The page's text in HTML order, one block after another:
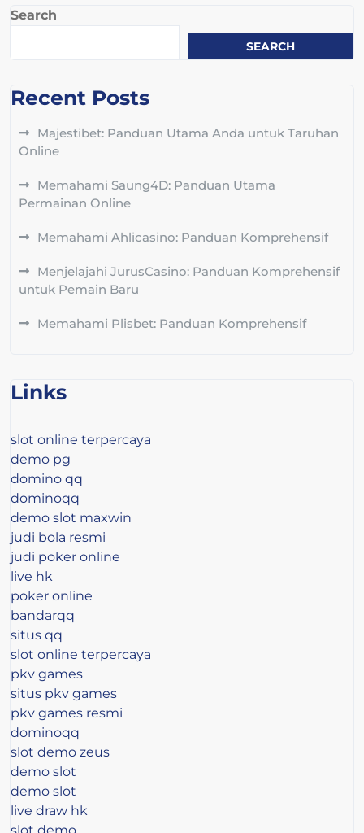
Search
SEARCH
Recent Posts
Majestibet: Panduan Utama Anda untuk Taruhan
Online
Memahami Saung4D: Panduan Utama
Permainan Online
Memahami Ahlicasino: Panduan Komprehensif
Menjelajahi JurusCasino: Panduan Komprehensif
untuk Pemain Baru
Memahami Plisbet: Panduan Komprehensif
Links
slot online terpercaya
demo pg
domino qq
dominoqq
demo slot maxwin
judi bola resmi
judi poker online
live hk
poker online
bandarqq
situs qq
slot online terpercaya
pkv games
situs pkv games
pkv games resmi
dominoqq
slot demo zeus
demo slot
demo slot
live draw hk